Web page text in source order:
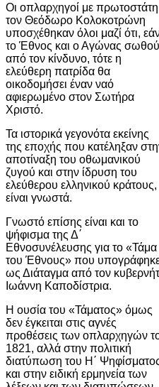
Οι οπλαρχηγοί με πρωτοστάτη
τον Θεόδωρο Κολοκοτρώνη
υποσχέθηκαν όλοι μαζί ότι,
το Έθνος και ο Αγώνας
από τον κίνδυνο, τότε η
ελεύθερη πατρίδα θα
οικοδομήσει έναν ναό
αφιερωμένο στον Σωτήρα
Χριστό.
Τα ιστορικά γεγονότα εκείνης
της εποχής που κατέληξαν
αποτίναξη του οθωμανικού
ζυγού και στην ίδρυση του
ελεύθερου ελληνικού κράτους,
είναι γνωστά.
Γνωστό επίσης είναι και το
ψήφισμα της Δ΄
Εθνοσυνέλευσης για το «Τάμα
του Έθνους» που
ως Διάταγμα από τον
Ιωάννη Καποδίστρια.
Η ουσία του «Τάματος» όμως
δεν έγκειται στις αγνές
προθέσεις των οπλαρχηγών
1821, αλλά στην πολιτική
διατύπωση του Η΄
και στην ειδική ερμηνεία των